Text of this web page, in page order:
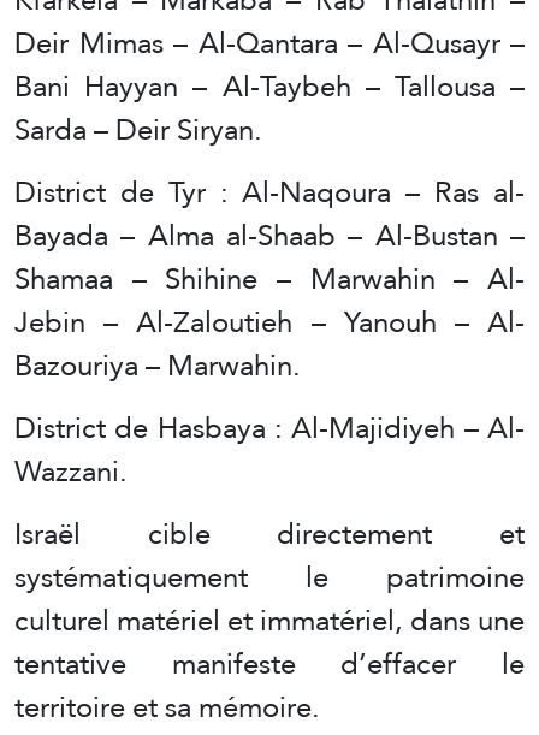
Deir Mimas – Al-Qantara – Al-Qusayr –
Bani Hayyan – Al-Taybeh – Tallousa –
Sarda – Deir Siryan.
District de Tyr : Al-Naqoura – Ras al-
Bayada – Alma al-Shaab – Al-Bustan –
Shamaa – Shihine – Marwahin – Al-
Jebin – Al-Zaloutieh – Yanouh – Al-
Bazouriya – Marwahin.
District de Hasbaya : Al-Majidiyeh – Al-
Wazzani.
Israël cible directement et
systématiquement le patrimoine
culturel matériel et immatériel, dans une
tentative manifeste d’effacer le
territoire et sa mémoire.